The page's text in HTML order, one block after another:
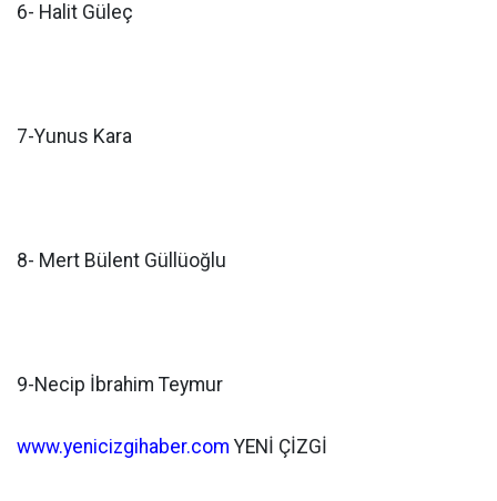
6- Halit Güleç
7-Yunus Kara
8- Mert Bülent Güllüoğlu
9-Necip İbrahim Teymur
www.yenicizgihaber.com YENİ ÇİZGİ